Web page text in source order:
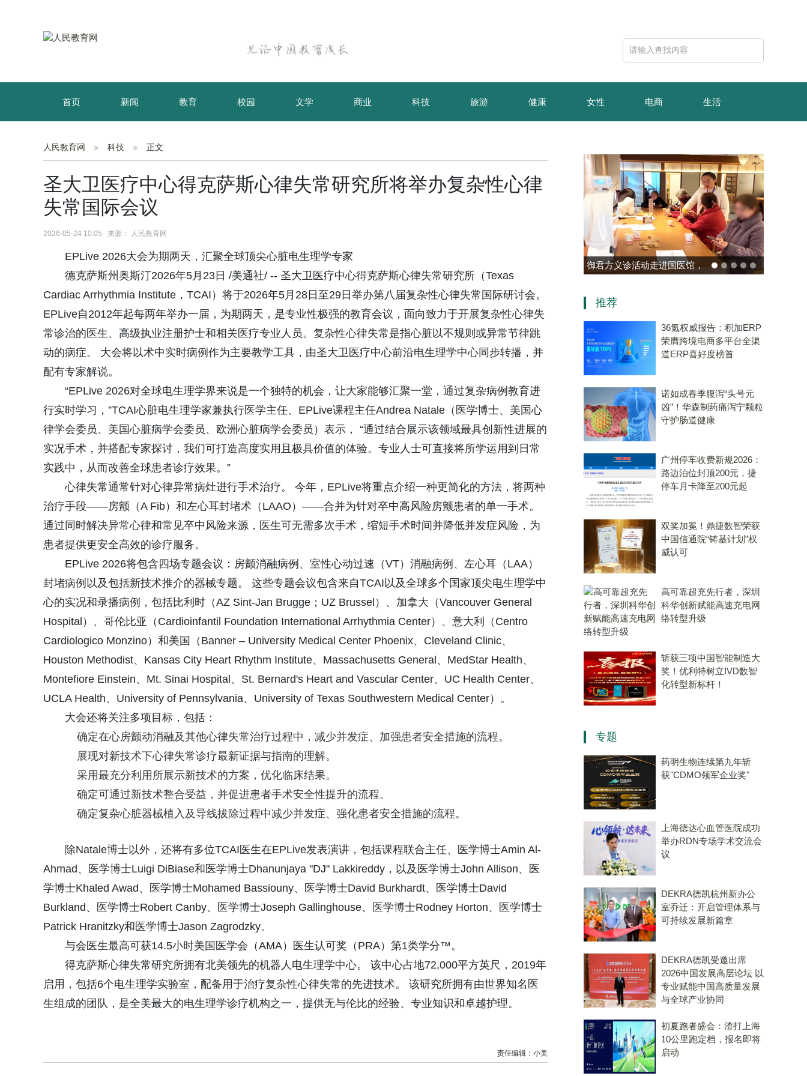
首页 新闻 教育 校园 文学 商业 科技 旅游 健康 女性 电商 生活
育儿 资讯
人民教育网 科技 正文
圣大卫医疗中心得克萨斯心律失常研究所将举办复杂性心律
失常国际会议
2026-05-24 10:05 来源： 人民教育网
EPLive 2026大会为期两天，汇聚全球顶尖心脏电生理学专家
德克萨斯州奥斯汀2026年5月23日 /美通社/ -- 圣大卫医疗中心得克萨斯心律失常研究所（Texas
Cardiac Arrhythmia Institute，TCAI）将于2026年5月28日至29日举办第八届复杂性心律失常国际研讨会。
EPLive自2012年起每两年举办一届，为期两天，是专业性极强的教育会议，面向致力于开展复杂性心律失
常诊治的医生、高级执业注册护士和相关医疗专业人员。复杂性心律失常是指心脏以不规则或异常节律跳
动的病症。 大会将以术中实时病例作为主要教学工具，由圣大卫医疗中心前沿电生理学中心同步转播，并
配有专家解说。
“EPLive 2026对全球电生理学界来说是一个独特的机会，让大家能够汇聚一堂，通过复杂病例教育进
行实时学习，”TCAI心脏电生理学家兼执行医学主任、EPLive课程主任Andrea Natale（医学博士、美国心
律学会委员、美国心脏病学会委员、欧洲心脏病学会委员）表示， “通过结合展示该领域最具创新性进展的
实况手术，并搭配专家探讨，我们可打造高度实用且极具价值的体验。专业人士可直接将所学运用到日常
实践中，从而改善全球患者诊疗效果。”
心律失常通常针对心律异常病灶进行手术治疗。 今年，EPLive将重点介绍一种更简化的方法，将两种
治疗手段——房颤（A Fib）和左心耳封堵术（LAAO）——合并为针对卒中高风险房颤患者的单一手术。
通过同时解决异常心律和常见卒中风险来源，医生可无需多次手术，缩短手术时间并降低并发症风险，为
患者提供更安全高效的诊疗服务。
EPLive 2026将包含四场专题会议：房颤消融病例、室性心动过速（VT）消融病例、左心耳（LAA）
封堵病例以及包括新技术推介的器械专题。 这些专题会议包含来自TCAI以及全球多个国家顶尖电生理学中
心的实况和录播病例，包括比利时（AZ Sint-Jan Brugge；UZ Brussel）、加拿大（Vancouver General
Hospital）、哥伦比亚（Cardioinfantil Foundation International Arrhythmia Center）、意大利（Centro
Cardiologico Monzino）和美国（Banner – University Medical Center Phoenix、Cleveland Clinic、
Houston Methodist、Kansas City Heart Rhythm Institute、Massachusetts General、MedStar Health、
Montefiore Einstein、Mt. Sinai Hospital、St. Bernard's Heart and Vascular Center、UC Health Center、
UCLA Health、University of Pennsylvania、University of Texas Southwestern Medical Center）。
大会还将关注多项目标，包括：
确定在心房颤动消融及其他心律失常治疗过程中，减少并发症、加强患者安全措施的流程。
展现对新技术下心律失常诊疗最新证据与指南的理解。
采用最充分利用所展示新技术的方案，优化临床结果。
确定可通过新技术整合受益，并促进患者手术安全性提升的流程。
确定复杂心脏器械植入及导线拔除过程中减少并发症、强化患者安全措施的流程。
除Natale博士以外，还将有多位TCAI医生在EPLive发表演讲，包括课程联合主任、医学博士Amin Al-
Ahmad、医学博士Luigi DiBiase和医学博士Dhanunjaya "DJ" Lakkireddy，以及医学博士John Allison、医
学博士Khaled Awad、医学博士Mohamed Bassiouny、医学博士David Burkhardt、医学博士David
Burkland、医学博士Robert Canby、医学博士Joseph Gallinghouse、医学博士Rodney Horton、医学博士
Patrick Hranitzky和医学博士Jason Zagrodzky。
与会医生最高可获14.5小时美国医学会（AMA）医生认可奖（PRA）第1类学分™。
得克萨斯心律失常研究所拥有北美领先的机器人电生理学中心。 该中心占地72,000平方英尺，2019年
启用，包括6个电生理学实验室，配备用于治疗复杂性心律失常的先进技术。 该研究所拥有由世界知名医
生组成的团队，是全美最大的电生理学诊疗机构之一，提供无与伦比的经验、专业知识和卓越护理。
责任编辑：小美
御君方义诊活动走进国医馆，
会客厅”成健康新地标
推荐
36氪权威报告：积加ERP
荣膺跨境电商多平台全渠
道ERP喜好度榜首
诺如成春季腹泻“头号元
凶”！华森制药痛泻宁颗粒
守护肠道健康
广州停车收费新规2026：
路边泊位封顶200元，捷
停车月卡降至200元起
双奖加冕！鼎捷数智荣获
中国信通院“铸基计划”权
威认可
高可靠超充先行者，深圳
科华创新赋能高速充电网
络转型升级
斩获三项中国智能制造大
奖！优利特树立IVD数智
化转型新标杆！
专题
药明生物连续第九年斩
获"CDMO领军企业奖"
上海德达心血管医院成功
举办RDN专场学术交流会
议
DEKRA德凯杭州新办公
室乔迁：开启管理体系与
可持续发展新篇章
DEKRA德凯受邀出席
2026中国发展高层论坛 以
专业赋能中国高质量发展
与全球产业协同
初夏跑者盛会：渣打上海
10公里跑定档，报名即将
启动